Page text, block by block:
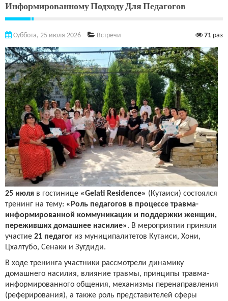
Информированному Подходу Для Педагогов
Суббота, 25 июля 2026 Встречи 71 раз
25 июля в гостинице «Gelati Residence» (Кутаиси) состоялся
тренинг на тему: «Роль педагогов в процессе травма-
информированной коммуникации и поддержки женщин,
переживших домашнее насилие». В мероприятии приняли
участие 21 педагог из муниципалитетов Кутаиси, Хони,
Цхалтубо, Сенаки и Зугдиди.
В ходе тренинга участники рассмотрели динамику
домашнего насилия, влияние травмы, принципы травма-
информированного общения, механизмы перенаправления
(реферирования), а также роль представителей сферы